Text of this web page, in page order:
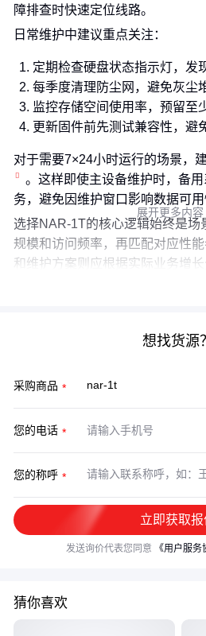
障排查时快速定位线路。
日常维护中建议重点关注：
定期检查硬盘状态指示灯，发
每季度清理防尘网，避免灰尘
监控存储空间使用率，预留至
更新固件前先测试兼容性，避
对于需要7×24小时运行的场景，
。这样即使主设备维护时，备
务，避免因维护窗口影响数据可用
选择NAR-1T的核心逻辑始终是场
规模和访问频率，再匹配对应性
和维护方案则应根据实际业务增
展开更多内容
想找货源？
采购商品
您的电话
您的称呼
立即获取报
发送询价代表您同意 《用户服务
猜你喜欢